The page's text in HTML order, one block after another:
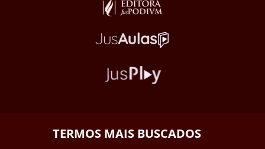
TERMOS MAIS BUSCADOS